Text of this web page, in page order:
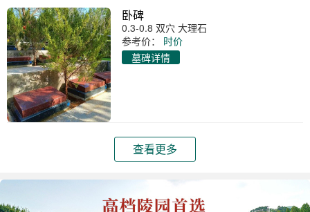
卧碑
0.3-0.8 双穴 大理石
参考价：
时价
墓碑详情
查看更多